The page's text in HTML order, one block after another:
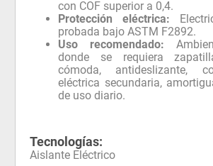
con COF superior a 0,4.
Protección eléctrica:
probada bajo ASTM F2892.
Uso recomendado:
donde se requiera
cómoda, antideslizante,
eléctrica secundaria,
de uso diario.
Tecnologías:
Aislante Eléctrico